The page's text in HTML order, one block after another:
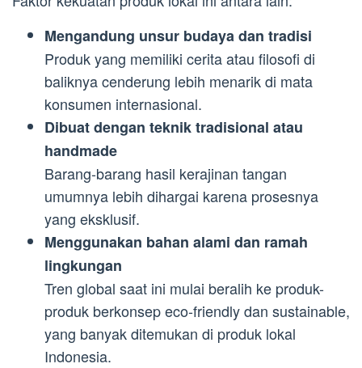
Mengandung unsur budaya dan tradisi
Produk yang memiliki cerita atau filosofi di
baliknya cenderung lebih menarik di mata
konsumen internasional.
Dibuat dengan teknik tradisional atau
handmade
Barang-barang hasil kerajinan tangan
umumnya lebih dihargai karena prosesnya
yang eksklusif.
Menggunakan bahan alami dan ramah
lingkungan
Tren global saat ini mulai beralih ke produk-
produk berkonsep eco-friendly dan sustainable,
yang banyak ditemukan di produk lokal
Indonesia.